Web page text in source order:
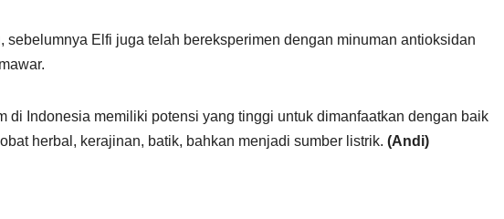
sebelumnya Elfi juga telah bereksperimen dengan minuman antioksidan
di Indonesia memiliki potensi yang tinggi untuk dimanfaatkan dengan baik
herbal, kerajinan, batik, bahkan menjadi sumber listrik. (Andi)